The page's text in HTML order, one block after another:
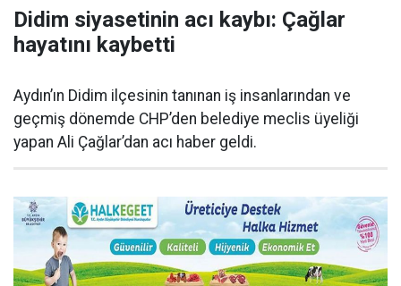
Didim siyasetinin acı kaybı: Çağlar
hayatını kaybetti
Aydın’ın Didim ilçesinin tanınan iş insanlarından ve
geçmiş dönemde CHP’den belediye meclis üyeliği
yapan Ali Çağlar’dan acı haber geldi.